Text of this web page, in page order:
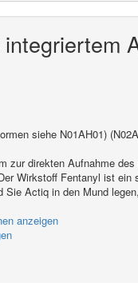
siehe N01AH01)
zur direkten Aufnahme
Wirkstoff Fentanyl ist
Sie Actiq in den Mund
anzeigen